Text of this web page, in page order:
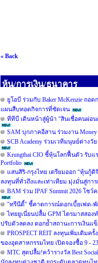
« Back
หุ้น/การเงิน/ธนาคาร
ยูโอบี ร่วมกับ Baker McKenzie ถ
แผนสืบทอดกิจการที่ชัดเจน
ทีทีบี เดินหน้าสู่ผู้นำ “สินเชื่อคนผ่อ
SAM บุกภาคอีสาน ร่วมงาน
SCB Academy ร่วมเวทีมนุษย์ต่างวั
Krungthai CIO ชี้หุ้นโลกฟื้นตัว รับแ
Portfolio
แสนสิริ-กรุงไทย เตรียมออก “หุ้นกู้ดิ
ลงทุนที่ทั่วถึงและเท่าเทียม มุ่งมั่นสู่กา
BAM ร่วม IPAF Summit 2026 โช
"ทรีนีตี้" ชี้คาดการณ์ดอกเบี้ยเฟด-
ไทยยูเนี่ยนปลื้ม GPM ไตรมาสสอง
ปรับตัวลดลง ตอกย้ำสถานะการเงินแข็
PROSPECT REIT ลงทุนเพิ่มเติมค
ของอุตสาหกรรมไทย เปิดจองซื้อ 9 -
MTC สุดปลื้ม!คว้ารางวัล Best